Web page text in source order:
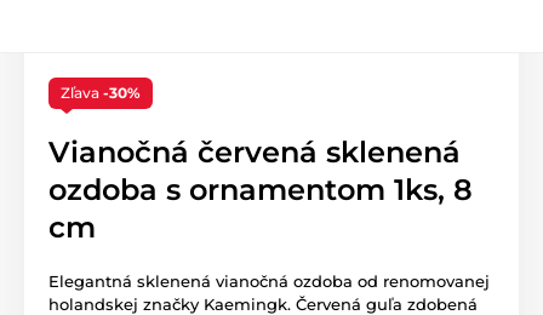
Zľava -30%
Vianočná červená sklenená
ozdoba s ornamentom 1ks, 8
cm
Elegantná sklenená vianočná ozdoba od renomovanej
holandskej značky Kaemingk. Červená guľa zdobená